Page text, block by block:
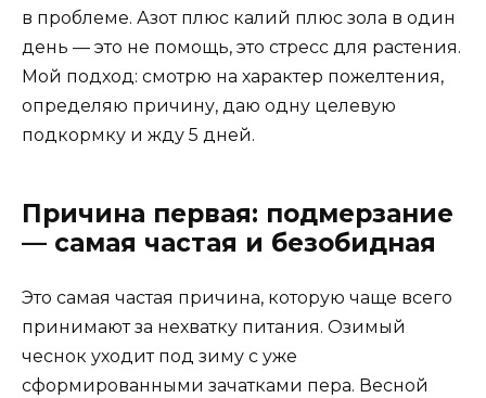
в проблеме. Азот плюс калий плюс зола в один
день — это не помощь, это стресс для растения.
Мой подход: смотрю на характер пожелтения,
определяю причину, даю одну целевую
подкормку и жду 5 дней.
Причина первая: подмерзание
— самая частая и безобидная
Это самая частая причина, которую чаще всего
принимают за нехватку питания. Озимый
чеснок уходит под зиму с уже
сформированными зачатками пера. Весной